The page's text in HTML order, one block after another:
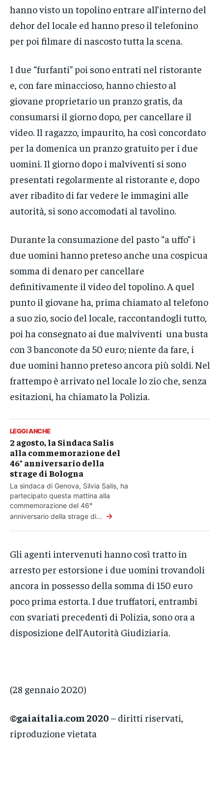
hanno visto un topolino entrare all’interno del
dehor del locale ed hanno preso il telefonino
per poi filmare di nascosto tutta la scena.
I due “furfanti” poi sono entrati nel ristorante
e, con fare minaccioso, hanno chiesto al
giovane proprietario un pranzo gratis, da
consumarsi il giorno dopo, per cancellare il
video. Il ragazzo, impaurito, ha così concordato
per la domenica un pranzo gratuito per i due
uomini. Il giorno dopo i malviventi si sono
presentati regolarmente al ristorante e, dopo
aver ribadito di far vedere le immagini alle
autorità, si sono accomodati al tavolino.
Durante la consumazione del pasto “a uffo” i
due uomini hanno preteso anche una cospicua
somma di denaro per cancellare
definitivamente il video del topolino. A quel
punto il giovane ha, prima chiamato al telefono
a suo zio, socio del locale, raccontandogli tutto,
poi ha consegnato ai due malviventi una busta
con 3 banconote da 50 euro; niente da fare, i
due uomini hanno preteso ancora più soldi. Nel
frattempo è arrivato nel locale lo zio che, senza
esitazioni, ha chiamato la Polizia.
LEGGI ANCHE
2 agosto, la Sindaca Salis
alla commemorazione del
46° anniversario della
strage di Bologna
La sindaca di Genova, Silvia Salis, ha
partecipato questa mattina alla
commemorazione del 46°
anniversario della strage di... →
Gli agenti intervenuti hanno così tratto in
arresto per estorsione i due uomini trovandoli
ancora in possesso della somma di 150 euro
poco prima estorta. I due truffatori, entrambi
con svariati precedenti di Polizia, sono ora a
disposizione dell’Autorità Giudiziaria.
(28 gennaio 2020)
©gaiaitalia.com 2020 – diritti riservati,
riproduzione vietata